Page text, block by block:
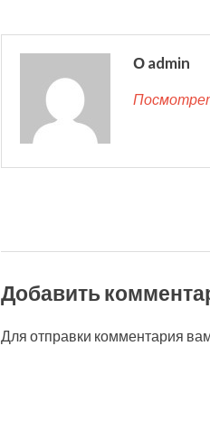
О admin
Добавить
Для отправки комментария